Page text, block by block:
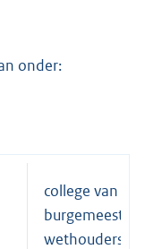
onder:
college van
burgemeester
wethouders